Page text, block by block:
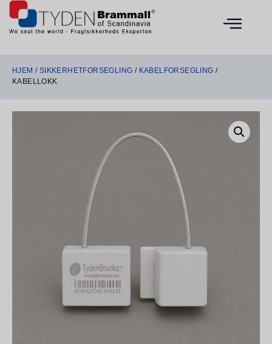
HJEM / SIKKERHETFORSEGLING / KABELFORSEGLING /
KABELLOKK